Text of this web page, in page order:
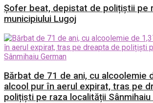
Șofer beat, depistat de polițiștii pe
municipiului Lugoj
Bărbat de 71 de ani, cu alcoolemie
alcool pur în aerul expirat, tras pe
polițiști pe raza localității Sânmihaiu